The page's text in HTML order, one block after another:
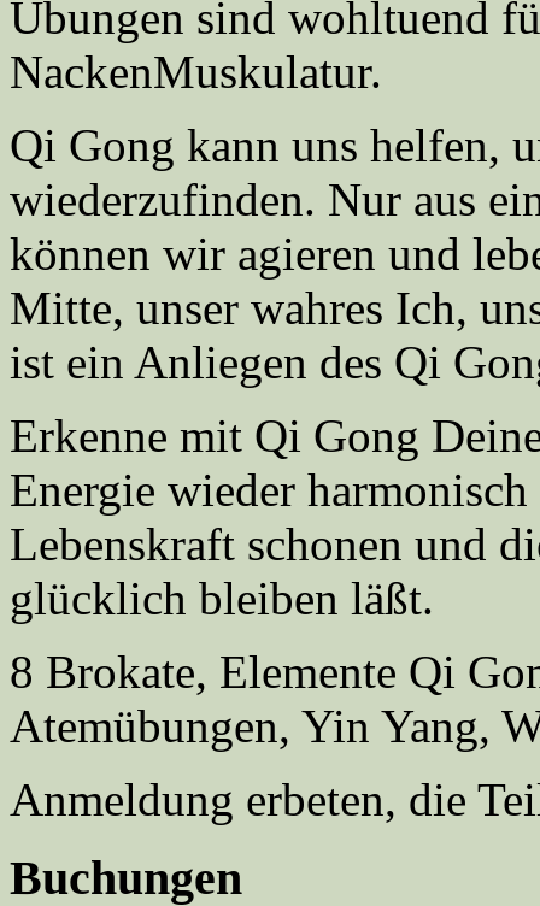
Übungen sind wohltuend
NackenMuskulatur.
Qi Gong kann uns helfen,
wiederzufinden. Nur aus
können wir agieren und
Mitte, unser wahres Ich,
ist ein Anliegen des Qi
Erkenne mit Qi Gong
Energie wieder
Lebenskraft schonen und
glücklich bleiben läßt.
8 Brokate, Elemente Qi
Atemübungen, Yin Yang,
Anmeldung erbeten, die
Buchungen